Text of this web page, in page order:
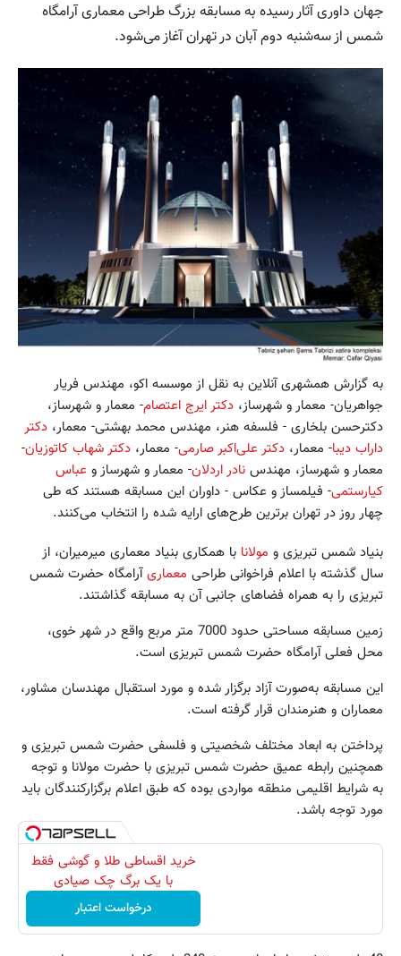
جهان داوری آثار رسیده به مسابقه‌ بزرگ طراحی معماری آرامگاه
شمس از سه‌شنبه دوم آبان‌ در تهران آغاز می‌شود.
به گزارش همشهری آنلاین به نقل از موسسه اکو، مهندس فریار
جواهریان- معمار و شهرساز، دکتر ایرج اعتصام- معمار و شهرساز،
دکترحسن بلخاری - فلسفه هنر، مهندس محمد بهشتی- معمار، دکتر
داراب دیبا- معمار، دکتر علی‌اکبر صارمی- معمار، دکتر شهاب کاتوزیان-
معمار و شهرساز، مهندس نادر اردلان- معمار و شهرساز و عباس
کیارستمی- فیلمساز و عکاس - داوران این مسابقه‌ هستند که طی
چهار روز در تهران برترین طرح‌های ارایه شده را انتخاب می‌کنند.
بنیاد شمس تبریزی و مولانا با همکاری بنیاد معماری میرمیران، از
سال گذشته با اعلام فراخوانی طراحی معماریآرامگاه حضرت شمس
تبریزی را به همراه فضاهای جانبی آن به مسابقه گذاشتند.
زمین مسابقه مساحتی حدود 7000 متر مربع واقع در شهر خوی،
محل فعلی آرامگاه حضرت شمس تبریزی است.
این مسابقه به‌صورت آزاد برگزار شده و مورد استقبال مهندسان مشاور،
معماران و هنرمندان قرار گرفته است.
پرداختن به ابعاد مختلف شخصیتی و فلسفی حضرت شمس تبریزی و
همچنین رابطه عمیق حضرت شمس تبریزی با حضرت مولانا و توجه
به شرایط اقلیمی منطقه مواردی بوده که طبق اعلام برگزارکنندگان باید
مورد توجه باشد.
خرید اقساطی طلا و گوشی فقط
با یک برگ چک صیادی
درخواست اعتبار